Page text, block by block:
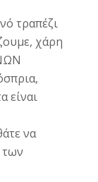
τραπέζι
χάρη
είναι
να
των